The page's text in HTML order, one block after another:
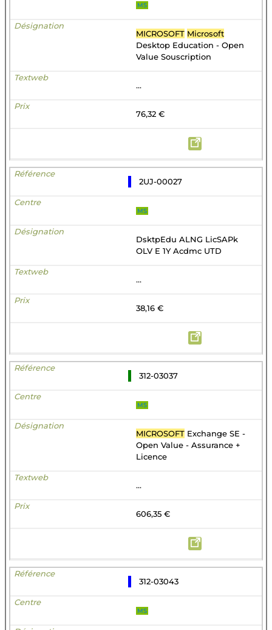
MS
MICROSOFT Microsoft
Desktop Education - Open
Value Souscription
...
76,32 €
2UJ-00027
MS
DsktpEdu ALNG LicSAPk
OLV E 1Y Acdmc UTD
...
38,16 €
312-03037
MS
MICROSOFT Exchange SE -
Open Value - Assurance +
Licence
...
606,35 €
312-03043
MS